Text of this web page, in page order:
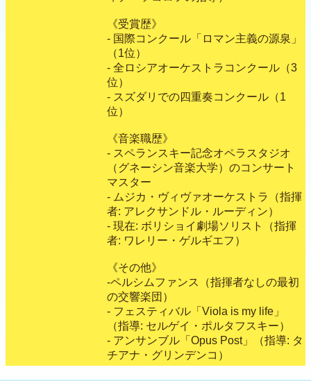
《受賞歴》
- 国際コンクール「ロマン主義の源泉」
（1位）
- 全ロシアオーケストラコンクール（3
位）
- スズダリでの四重奏コンクール（1
位）
《音楽職歴》
- スペランスキー記念オペラスタジオ
（グネーシン音楽大学）のコンサート
マスター
- ムジカ・ヴィヴァオーケストラ（指揮
者: アレクサンドル・ルーディン）
- 現在: ボリショイ劇場ソリスト（指揮
者: ワレリー・ゲルギエフ）
《その他》
-ペルシムファンス（指揮者なしの最初
の交響楽団）
- フェスティバル「Viola is my life」
（指導: セルゲイ・ポルタフスキー）
- アンサンブル「Opus Post」（指導: タ
チアナ・グリンデンコ）